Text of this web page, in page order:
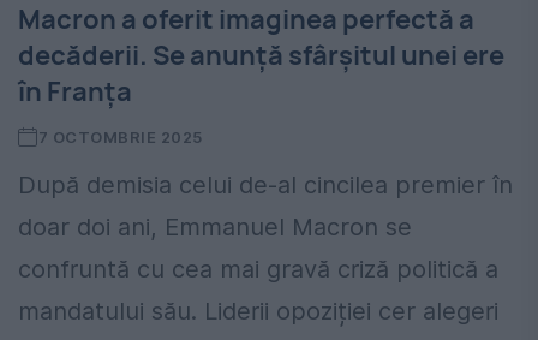
Macron a oferit imaginea perfectă a
decăderii. Se anunță sfârșitul unei ere
în Franța
7 OCTOMBRIE 2025
După demisia celui de-al cincilea premier în
doar doi ani, Emmanuel Macron se
confruntă cu cea mai gravă criză politică a
mandatului său. Liderii opoziției cer alegeri